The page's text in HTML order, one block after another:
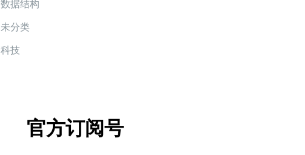
数据结构
未分类
科技
官方订阅号